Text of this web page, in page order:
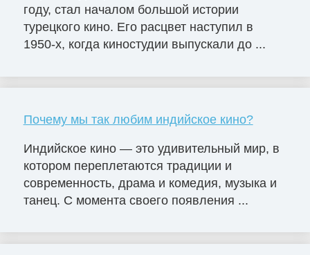
году, стал началом большой истории
турецкого кино. Его расцвет наступил в
1950-х, когда киностудии выпускали до ...
Почему мы так любим индийское кино?
Индийское кино — это удивительный мир, в
котором переплетаются традиции и
современность, драма и комедия, музыка и
танец. С момента своего появления ...